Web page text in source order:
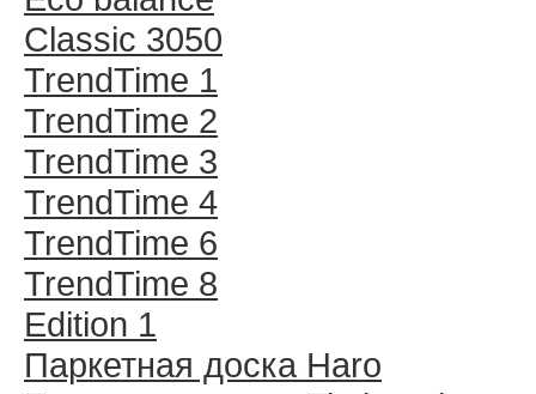
Classic 3050
TrendTime 1
TrendTime 2
TrendTime 3
TrendTime 4
TrendTime 6
TrendTime 8
Edition 1
Паркетная доска Haro